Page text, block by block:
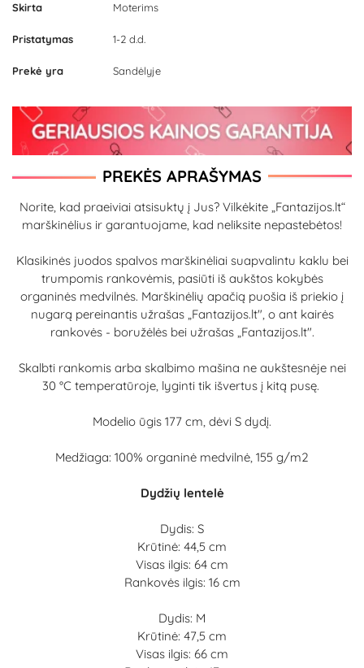
Skirta Moterims
Pristatymas 1-2 d.d.
Prekė yra Sandėlyje
PREKĖS APRAŠYMAS
Norite, kad praeiviai atsisuktų į Jus? Vilkėkite „Fantazijos.lt“
marškinėlius ir garantuojame, kad neliksite nepastebėtos!
Klasikinės juodos spalvos marškinėliai suapvalintu kaklu bei
trumpomis rankovėmis, pasiūti iš aukštos kokybės
organinės medvilnės. Marškinėlių apačią puošia iš priekio į
nugarą pereinantis užrašas „Fantazijos.lt", o ant kairės
rankovės - boružėlės bei užrašas „Fantazijos.lt".
Skalbti rankomis arba skalbimo mašina ne aukštesnėje nei
30 °C temperatūroje, lyginti tik išvertus į kitą pusę.
Modelio ūgis 177 cm, dėvi S dydį.
Medžiaga: 100% organinė medvilnė, 155 g/m2
Dydžių lentelė
Dydis: S
Krūtinė: 44,5 cm
Visas ilgis: 64 cm
Rankovės ilgis: 16 cm
Dydis: M
Krūtinė: 47,5 cm
Visas ilgis: 66 cm